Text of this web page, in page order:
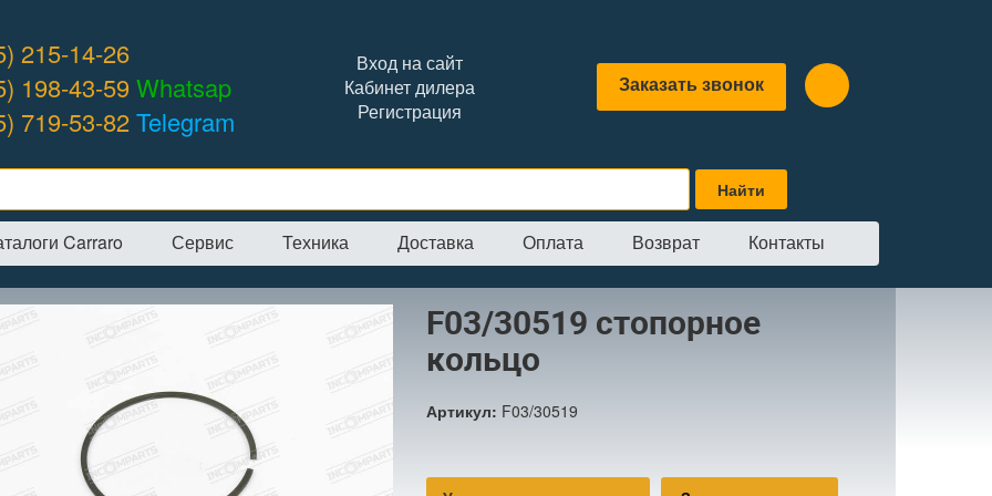
215-14-26
198-43-59Whatsap
719-53-82Telegram
Вход на сайт
Кабинет дилера
Регистрация
Заказать звонок
Carraro Сервис Техника Доставка Оплата Возврат Контакты
→Интернет-магазин →Hidromek F03/30519 стопорное кольцо
F03/30519 стопорное
кольцо
Артикул: F03/30519